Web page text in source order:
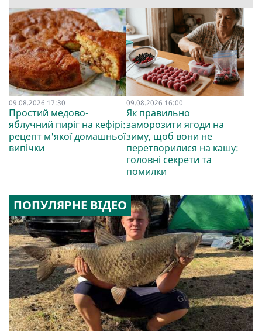
09.08.2026 17:30
Простий медово-
яблучний пиріг на кефірі:
рецепт м'якої домашньої
випічки
09.08.2026 16:00
Як правильно
заморозити ягоди на
зиму, щоб вони не
перетворилися на кашу:
головні секрети та
помилки
ПОПУЛЯРНЕ ВІДЕО